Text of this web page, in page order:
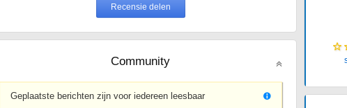
Community
Geplaatste berichten zijn voor iedereen leesbaar